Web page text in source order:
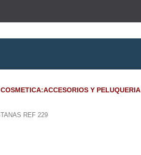
COSMETICA:ACCESORIOS Y PELUQUERIA